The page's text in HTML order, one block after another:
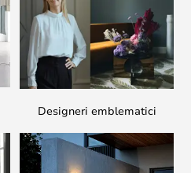
Designeri emblematici